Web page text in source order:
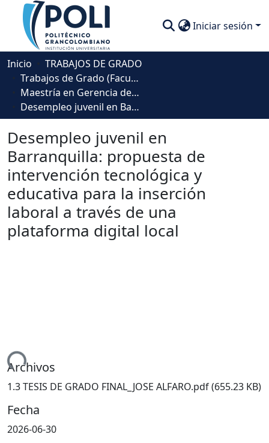
Iniciar sesión
Comunidades
Descubre
Estadísticas
Inicio
TRABAJOS DE GRADO
Trabajos de Grado (Facultad Ingeniería, Diseño e Innovación )
Maestría en Gerencia de Proyectos
Desempleo juvenil en Barranquilla: propuesta de intervención tecnológica y educativa para la inserción laboral a través de una plataforma digital local
Desempleo juvenil en
Barranquilla: propuesta de
intervención tecnológica y
educativa para la inserción
laboral a través de una
plataforma digital local
Archivos
1.3 TESIS DE GRADO FINAL_JOSE ALFARO.pdf(655.23 KB)
Fecha
2026-06-30